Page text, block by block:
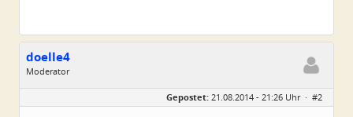
doelle4
Moderator
Alter:
55
Gepostet: 21.08.2014 - 21:26 Uhr · #2